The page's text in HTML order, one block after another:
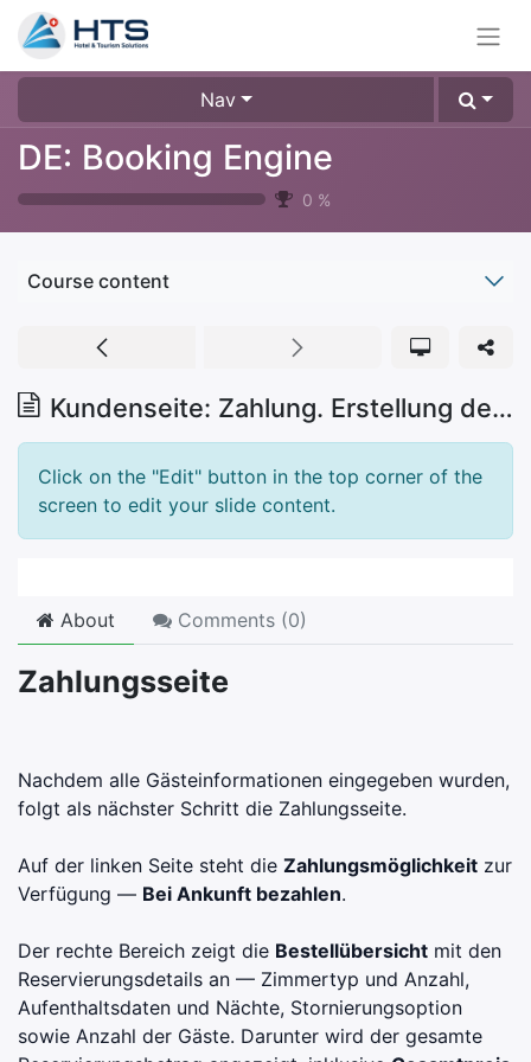
Nav
DE: Booking Engine
0 %
Course content
Kundenseite: Zahlung. Erstellung der Reservation. Bestätigung
Click on the "Edit" button in the top corner of the
screen to edit your slide content.
About Comments (0)
Zahlungsseite
Nachdem alle Gästeinformationen eingegeben wurden,
folgt als nächster Schritt die Zahlungsseite.
Auf der linken Seite steht die Zahlungsmöglichkeit zur
Verfügung — Bei Ankunft bezahlen.
Der rechte Bereich zeigt die Bestellübersicht mit den
Reservierungsdetails an — Zimmertyp und Anzahl,
Aufenthaltsdaten und Nächte, Stornierungsoption
sowie Anzahl der Gäste. Darunter wird der gesamte